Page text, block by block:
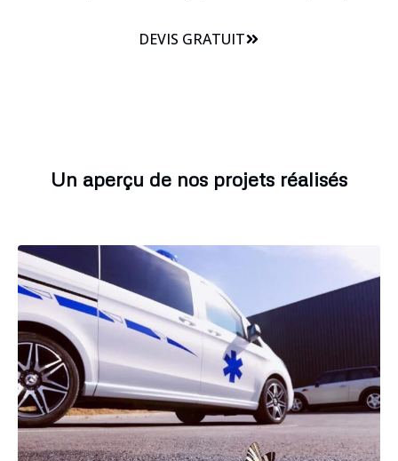
DEVIS GRATUIT
Un aperçu de nos projets réalisés